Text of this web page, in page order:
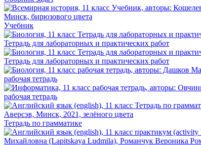
Учебник
Тетрадь для лабораторных и практических работ
Тетрадь для лабораторных и практических работ
рабочая тетрадь
рабочая тетрадь
Тетрадь по грамматике